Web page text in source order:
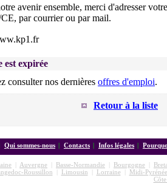
avenir ensemble, merci d'adresser
par courrier ou par mail.
est expirée
consulter nos dernières offres d'emploi.
Retour à la liste
Qui sommes-nous | Contacts | Infos légales |
Auvergne Basse-Normandie Bourgogne
Roussillon Limousin Lorraine|
Midi-